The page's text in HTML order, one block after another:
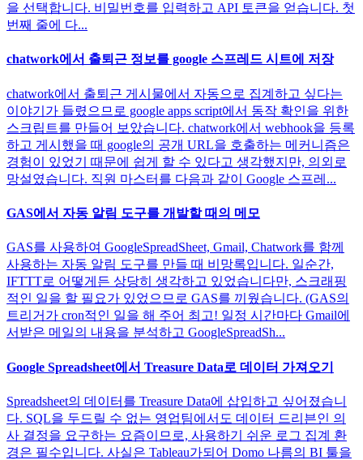
을 선택합니다. 비밀번호를 입력하고 API 토큰을 얻습니다. 첫
번째 줄에 다...
chatwork에서 출퇴근 정보를 google 스프레드 시트에 저장
chatwork에서 출퇴근 게시물에서 자동으로 집계하고 싶다는
이야기가 들렸으므로 google apps script에서 동작 확인을 위한
스크립트를 만들어 보았습니다. chatwork에서 webhook을 등록
하고 게시했을 때 google의 공개 URL을 호출하는 메커니즘은
경험이 있었기 때문에 쉽게 할 수 있다고 생각했지만, 의외로
망설였습니다. 직원 마스터를 다음과 같이 Google 스프레...
GAS에서 자동 알림 도구를 개발할 때의 메모
GAS를 사용하여 GoogleSpreadSheet, Gmail, Chatwork를 함께
사용하는 자동 알림 도구를 만들 때 비망록입니다. 일순간,
IFTTT로 어떻게든 상당히 생각하고 있었습니다만, 스크래핑
적인 일을 할 필요가 있었으므로 GAS를 끼웠습니다. (GAS의
트리거가 cron적인 일을 해 주어 최고! 일정 시간마다 Gmail에
서받은 메일의 내용을 분석하고 GoogleSpreadSh...
Google Spreadsheet에서 Treasure Data로 데이터 가져오기
Spreadsheet의 데이터를 Treasure Data에 삽입하고 싶어졌습니
다. SQL을 두드릴 수 없는 영업팀에서도 데이터 드리븐인 의
사 결정을 요구하는 요즘이므로, 사용하기 쉬운 로그 집계 환
경은 필수입니다. 사실은 Tableau가되어 Domo 나름의 BI 툴을